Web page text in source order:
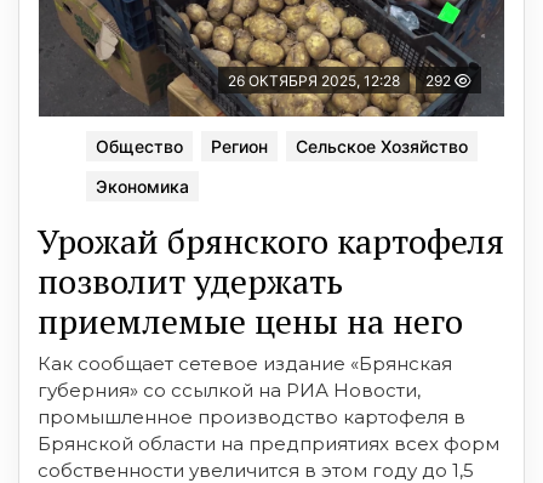
26 ОКТЯБРЯ 2025, 12:28 292
Общество Регион
Сельское Хозяйство
Экономика
Урожай брянского картофеля
позволит удержать
приемлемые цены на него
Как сообщает сетевое издание «Брянская
губерния» со ссылкой на РИА Новости,
промышленное производство картофеля в
Брянской области на предприятиях всех форм
собственности увеличится в этом году до 1,5